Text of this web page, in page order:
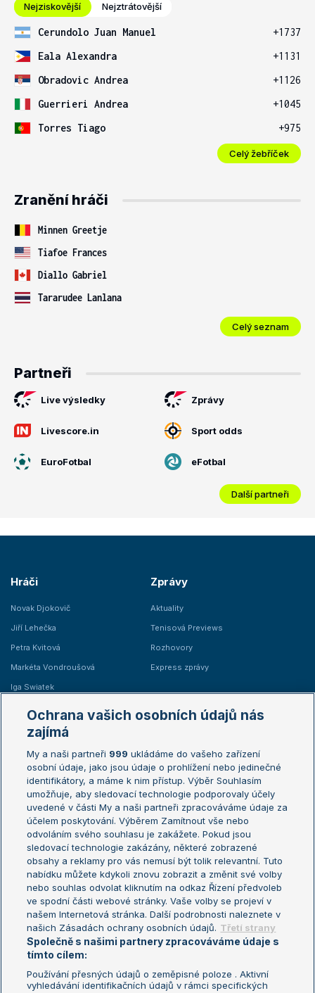
Nejziskovější Nejztrátovější
Cerundolo Juan Manuel
+1737
Eala Alexandra
+1131
Obradovic Andrea
+1126
Guerrieri Andrea
+1045
Torres Tiago
+975
Celý žebříček
Zranění hráči
Minnen Greetje
Tiafoe Frances
Diallo Gabriel
Tararudee Lanlana
Celý seznam
Partneři
Live výsledky Zprávy
Livescore.in Sport odds
EuroFotbal eFotbal
Další partneři
Hráči
Novak Djokovič
Jiří Lehečka
Petra Kvitová
Markéta Vondroušová
Iga Swiatek
Zprávy
Aktuality
Tenisová Previews
Rozhovory
Express zprávy
Žebříčky
Žebříček ATP (muži)
Žebříček WTA (ženy)
Sázkařský žebříček
Australian Open
French Open
Wimbledon
US Open
Turnaj mistrů
Turnaj mistryň
Aktualní trendy
Fotbalové přestupy
Livesport Daily
LS Prague Open
Ochrana vašich osobních údajů nás
zajímá
My a naši partneři 999 ukládáme do vašeho zařízení
osobní údaje, jako jsou údaje o prohlížení nebo jedinečné
identifikátory, a máme k nim přístup. Výběr Souhlasím
umožňuje, aby sledovací technologie podporovaly účely
uvedené v části My a naši partneři zpracováváme údaje za
účelem poskytování. Výběrem Zamítnout vše nebo
odvoláním svého souhlasu je zakážete. Pokud jsou
sledovací technologie zakázány, některé zobrazené
obsahy a reklamy pro vás nemusí být tolik relevantní. Tuto
nabídku můžete kdykoli znovu zobrazit a změnit své volby
nebo souhlas odvolat kliknutím na odkaz Řízení předvoleb
ve spodní části webové stránky. Vaše volby se projeví v
našem Internetová stránka. Další podrobnosti naleznete v
našich Zásadách ochrany osobních údajů. Třetí strany
Společně s našimi partnery zpracováváme údaje s
tímto cílem:
Používání přesných údajů o zeměpisné poloze . Aktivní
vyhledávání identifikačních údajů v rámci specifických